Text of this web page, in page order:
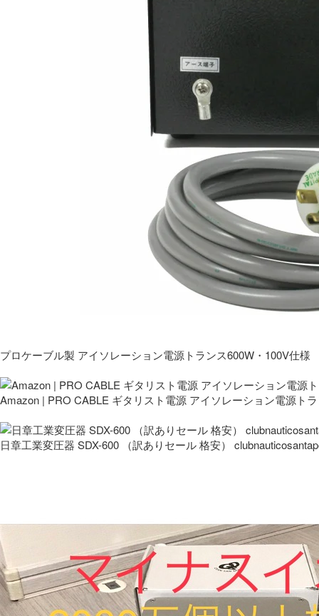
プロケーブル製 アイソレーション電源トランス600W・100V仕様
Amazon | PRO CABLE ギタリスト電源 アイソレーション電源ト
日章工業変圧器 SDX-600 （訳ありセール 格安）